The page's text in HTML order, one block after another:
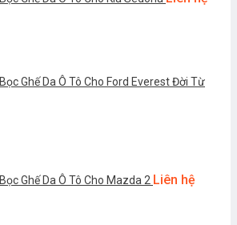
Bọc Ghế Da Ô Tô Cho Ford Everest Đời Từ
Bọc Ghế Da Ô Tô Cho Mazda 2 Liên hệ